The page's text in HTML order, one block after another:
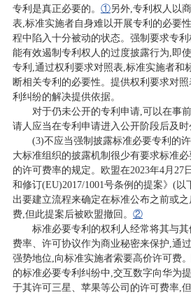
专利是真正必要的。 ①另外,专利权人以
表,标准实施者自身难以开展专利的必要
程中陷入十分被动的状态。强制要求专利
能有效遏制专利权人的过度披露行为,即
专利,通过权利要求对照表,标准实施者和
断相关专利的必要性。提供权利要求对
利纠纷的解决提供依据。
对于仍未公开的专利申请,可以在事
请人应当在专利申请进入公开阶段后及时
(3)不应当强制披露标准必要专利的
大标准组织的披露机制很少有要求标准
的许可费率的规定。欧盟在2023年4月27
和修订(EU)2017/1001号条例的提案》(
出要建立流程来确定在标准公布之前或
费,但此提案后被欧盟撤回。 ②
标准必要专利的权利人经常将其与
费率、许可协议作为商业秘密来保护,通
强势地位,向标准实施者索要高价许可费
的标准必要专利纠纷中,交互数字向华为
于其许可三星、苹果等公司的许可费率,